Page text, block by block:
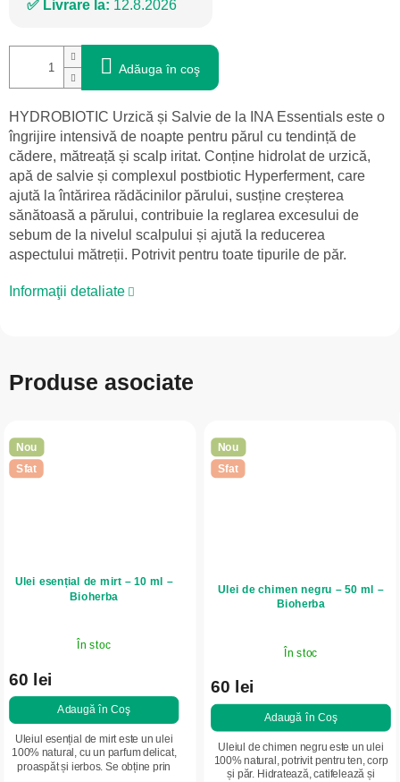
Livrare la: 12.8.2026
Adăuga în coş
HYDROBIOTIC Urzică și Salvie de la INA Essentials este o
îngrijire intensivă de noapte pentru părul cu tendință de
cădere, mătreață și scalp iritat. Conține hidrolat de urzică,
apă de salvie și complexul postbiotic Hyperferment, care
ajută la întărirea rădăcinilor părului, susține creșterea
sănătoasă a părului, contribuie la reglarea excesului de
sebum de la nivelul scalpului și ajută la reducerea
aspectului mătreții. Potrivit pentru toate tipurile de păr.
Informaţii detaliate
Produse asociate
Nou
Sfat
Ulei esențial de mirt – 10 ml –
Bioherba
În stoc
60 lei
Adaugă în Coş
Uleiul esențial de mirt este un ulei
100% natural, cu un parfum delicat,
proaspăt și ierbos. Se obține prin
Nou
Sfat
Ulei de chimen negru – 50 ml –
Bioherba
În stoc
60 lei
Adaugă în Coş
Uleiul de chimen negru este un ulei
100% natural, potrivit pentru ten, corp
și păr. Hidratează, catifelează și